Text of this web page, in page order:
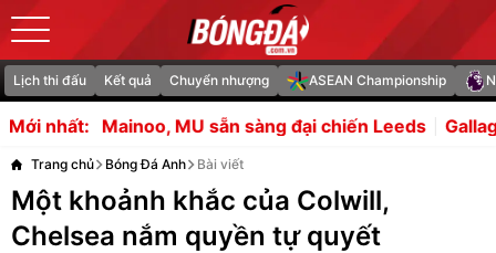
Lịch thi đấu Kết quả Chuyển nhượng ASEAN Championship
Mới nhất:
sẵn sàng đại chiến Leeds Gallagher giải cứu
Trang chủ Bóng Đá Anh Bài viết
Một khoảnh khắc của Colwill,
Chelsea nắm quyền tự quyết